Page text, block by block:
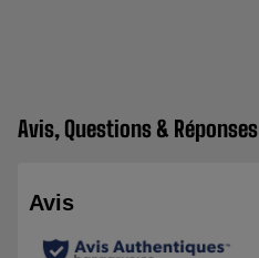
Avis, Questions & Réponses